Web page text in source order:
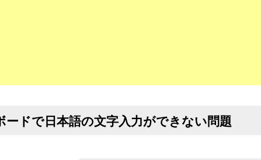
ドで日本語の文字入力ができない問題